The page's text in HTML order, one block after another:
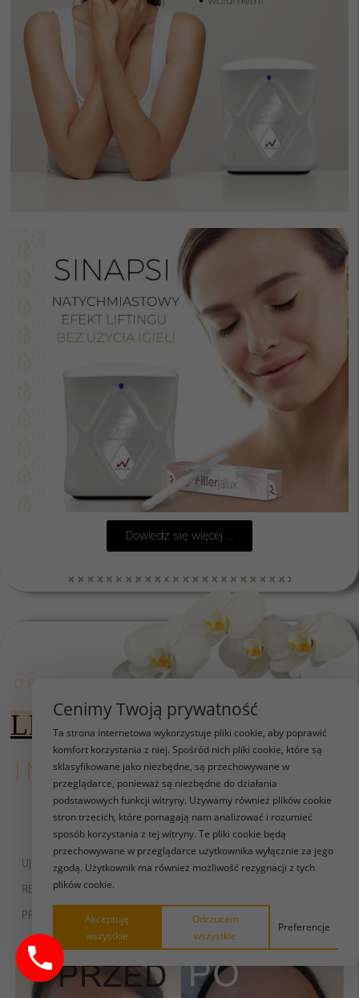
Dowiedz się więcej ...
OFERTA
LIFTINGBEZ SKALPELA
INNARI
EFEKTY
UJĘDRNIA CIAŁO
REDUKUJE ZMARSZCZKI
PRZYWRACA MŁODSZY ATRAKCYJNY WYGLĄD!
Cenimy Twoją prywatność
Ta strona internetowa wykorzystuje pliki cookie, aby poprawić
komfort korzystania z niej. Spośród nich pliki cookie, które są
sklasyfikowane jako niezbędne, są przechowywane w
przeglądarce, ponieważ są niezbędne do działania
podstawowych funkcji witryny. Używamy również plików cookie
stron trzecich, które pomagają nam analizować i rozumieć
sposób korzystania z tej witryny. Te pliki cookie będą
przechowywane w przeglądarce użytkownika wyłącznie za jego
zgodą. Użytkownik ma również możliwość rezygnacji z tych
plików cookie.
Akceptuję
wszystkie
Odrzucam
wszystkie
Preferencje